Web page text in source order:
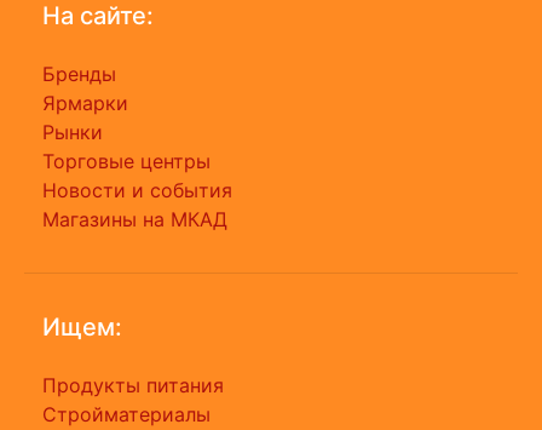
На сайте:
Бренды
Ярмарки
Рынки
Торговые центры
Новости и события
Магазины на МКАД
Ищем:
Продукты питания
Стройматериалы